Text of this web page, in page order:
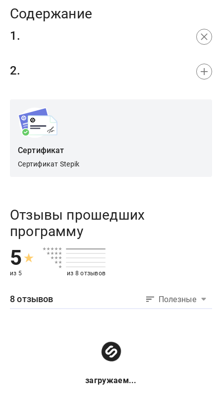
Содержание
Сертификат
Сертификат Stepik
Отзывы прошедших
программу
5
из 5 из 8 отзывов
8 отзывов Полезные
загружаем...